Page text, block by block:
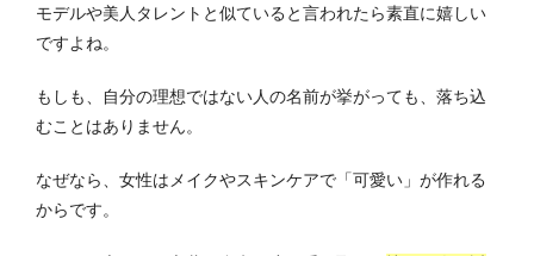
モデルや美人タレントと似ていると言われたら素直に嬉しい
ですよね。
もしも、自分の理想ではない人の名前が挙がっても、落ち込
むことはありません。
なぜなら、女性はメイクやスキンケアで「可愛い」が作れる
からです。